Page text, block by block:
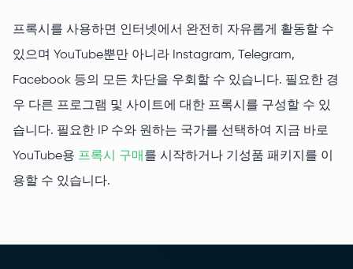
프록시를 사용하면 인터넷에서 완전히 자유롭게 활동할 수
있으며 YouTube뿐만 아니라 Instagram, Telegram,
Facebook 등의 모든 차단을 우회할 수 있습니다. 필요한 경
우 다른 프로그램 및 사이트에 대한 프록시를 구성할 수 있
습니다. 필요한 IP 수와 원하는 국가를 선택하여 지금 바로
YouTube용 프록시 구매 를 시작하거나 기성품 패키지를 이
용할 수 있습니다.